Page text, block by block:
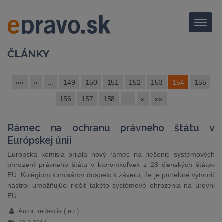
Menu
ČLÁNKY
«« « 149 150 151 152 153 154 155
156 157 158 » »»
Rámec na ochranu právneho štátu v
Európskej únii
Európska komisia prijala nový rámec na riešenie systémových
ohrození právneho štátu v ktoromkoľvek z 28 členských štátov
EÚ. Kolégium komisárov dospelo k záveru, že je potrebné vytvoriť
nástroj umožňujúci riešiť takéto systémové ohrozenia na úrovni
EÚ.
Autor: redakcia ( eu )